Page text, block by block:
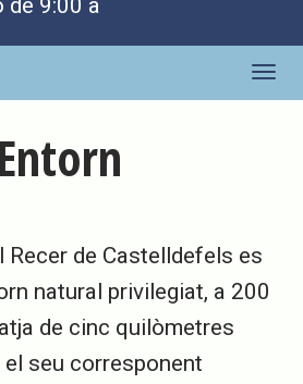
de 9:00 a
Toggle
Entorn
Recer de Castelldefels es
natural privilegiat, a 200
de cinc quilòmetres
el seu corresponent